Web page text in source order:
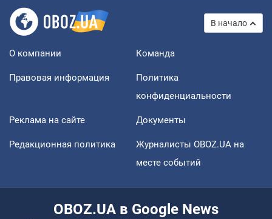
В начало
О компании Команда
Правовая информация
Политика
конфиденциальности
Реклама на сайте Документы
Редакционная политика
Журналисты OBOZ.UA на
месте событий
OBOZ.UA в Google News